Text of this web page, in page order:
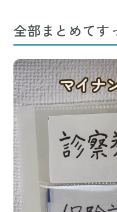
全部まとめてす